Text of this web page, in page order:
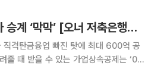
수십 년 키워도 가업상속공제 '0원'⋯ 소형사 승계 ‘막막’ [오너 저축은행의 덫]
격탄금융업 빠진 탓에 최대 600억 공